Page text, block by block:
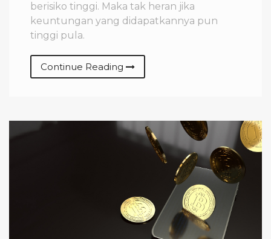
berisiko tinggi. Maka tak heran jika
keuntungan yang didapatkannya pun
tinggi pula.
Continue Reading